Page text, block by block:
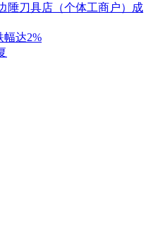
陲刀具店（个体工商户）成
幅达2%